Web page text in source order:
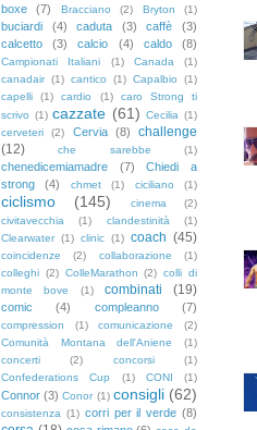
boxe (7) Bracciano (2) Bryton (1)
buciardi (4) caduta (3) caffè
(3)
calcetto
(3) calcio (4) caldo (8)
Campionati Italiani (1) Canada
(1)
canadair (1) cantico (1) Capalbio
(1)
capelli
(1) cardio (1)
caro Strong ti
scrivo (1) cazzate (61) Cecilia (1)
cerveteri
(2) Cervia (8)
challenge
(12)
che sarebbe (1)
chenedicemiamadre (7)
Chiedi a
strong
(4) chmet (1) ciciliano (1)
ciclismo (145) cinema
(2)
civitavecchia
(1) clandestinità
(1)
Clearwater (1) clinic (1) coach (45)
coincidenze (2) collaborazione
(1)
colleghi (2) ColleMarathon (2) colli di
monte bove
(1) combinati (19)
comic (4) compleanno (7)
compression (1) comunicazione
(2)
Comunità Montana dell'Aniene
(1)
concerti
(2) concorsi
(1)
Confederations Cup
(1) CONI (1)
Connor (3) Conor (1) consigli (62)
consistenza (1) corri per il verde (8)